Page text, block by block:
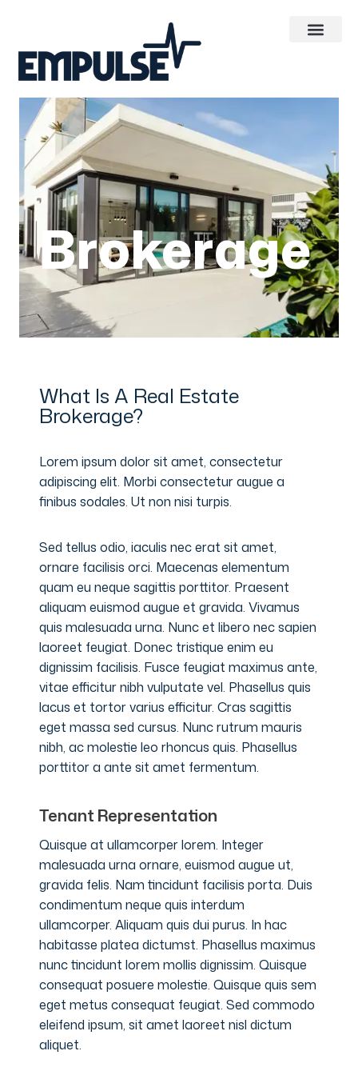
Brokerage
What Is A Real Estate
Brokerage?
Lorem ipsum dolor sit amet, consectetur
adipiscing elit. Morbi consectetur augue a
finibus sodales. Ut non nisi turpis.
Sed tellus odio, iaculis nec erat sit amet,
ornare facilisis orci. Maecenas elementum
quam eu neque sagittis porttitor. Praesent
aliquam euismod augue et gravida. Vivamus
quis malesuada urna. Nunc et libero nec sapien
laoreet feugiat. Donec tristique enim eu
dignissim facilisis. Fusce feugiat maximus ante,
vitae efficitur nibh vulputate vel. Phasellus quis
lacus et tortor varius efficitur. Cras sagittis
eget massa sed cursus. Nunc rutrum mauris
nibh, ac molestie leo rhoncus quis. Phasellus
porttitor a ante sit amet fermentum.
Tenant Representation
Quisque at ullamcorper lorem. Integer
malesuada urna ornare, euismod augue ut,
gravida felis. Nam tincidunt facilisis porta. Duis
condimentum neque quis interdum
ullamcorper. Aliquam quis dui purus. In hac
habitasse platea dictumst. Phasellus maximus
nunc tincidunt lorem mollis dignissim. Quisque
consequat posuere molestie. Quisque quis sem
eget metus consequat feugiat. Sed commodo
eleifend ipsum, sit amet laoreet nisl dictum
aliquet.